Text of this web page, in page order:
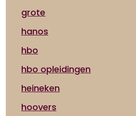
grote
hanos
hbo
hbo opleidingen
heineken
hoovers